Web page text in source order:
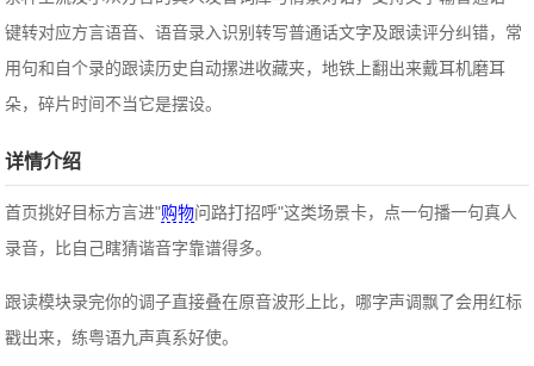
键转对应方言语音、语音录入识别转写普通话文字及跟读评分纠错， 常
用句和自个录的跟读历史自动摞进收藏夹，地铁上翻出来戴耳机磨耳
朵，碎片时间不当它是摆设。
详情介绍
首页挑好目标方言进"购物问路打招呼"这类场景卡，点一句播一句真人
录音，比自己瞎猜谐音字靠谱得多。
跟读模块录完你的调子直接叠在原音波形上比，哪字声调飘了会用红标
戳出来，练粤语九声真系好使。